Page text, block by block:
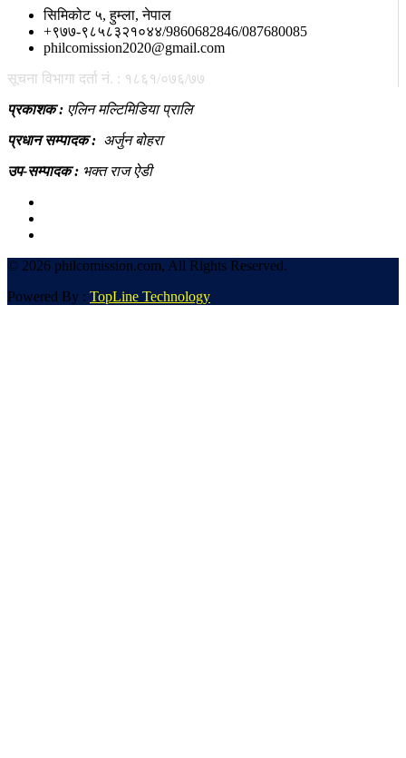
सिमिकोट ५, हुम्ला, नेपाल
+९७७-९८५८३२१०४४/9860682846/087680085
philcomission2020@gmail.com
सूचना विभागा दर्ता नं. : १८६१/०७६/७७
प्रकाशक : एलिन मल्टिमिडिया प्रालि
प्रधान सम्पादक : अर्जुन बोहरा
उप-सम्पादक : भक्त राज ऐडी
© 2026 philcomission.com, All Rights Reserved.
Powered By : TopLine Technology